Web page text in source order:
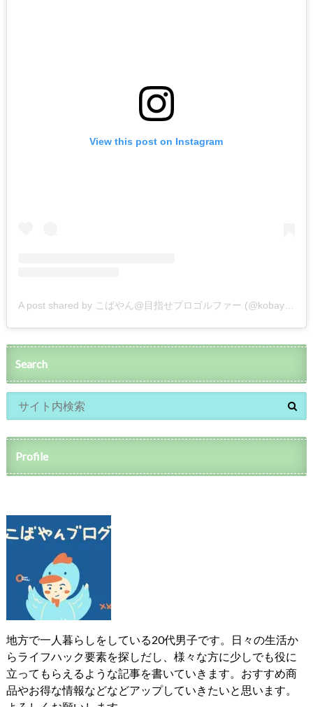
View this post on Instagram
A post shared by こばやん@目指せプロゴルファー (@kobayan_golf)
Search
Profile
地方で一人暮らしをしている20代男子です。日々の生活か
らライフハック要素を探しだし、様々な方に少しでも役に
立ってもらえるような記事を書いていきます。おすすめ商
品やお得な情報などなどアップしていきたいと思います。